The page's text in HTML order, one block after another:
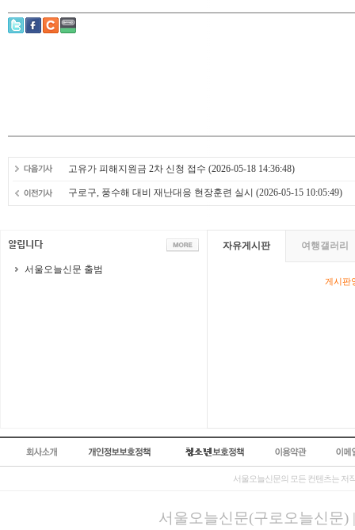
고유가 피해지원금 2차 신청 접수 (2026-05-18 14:36:48)
구로구, 풍수해 대비 재난대응 현장훈련 실시 (2026-05-15 10:05:49)
서울오늘신문 출범
자유게시판 여행갤러리
게시판
서울오늘신문의 모든 컨텐츠는 저
서울오늘신문(구로오늘신문)